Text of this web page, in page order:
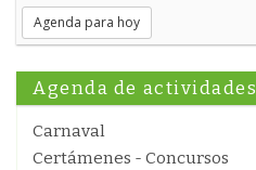
Agenda para hoy
Agenda de actividades
Carnaval
Certámenes - Concursos